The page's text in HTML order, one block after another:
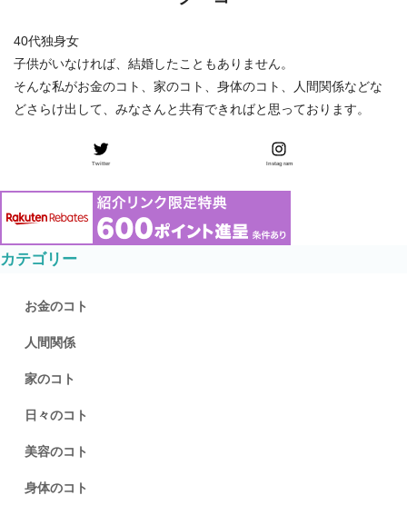
40代独身女
子供がいなければ、結婚したこともありません。
そんな私がお金のコト、家のコト、身体のコト、人間関係などな
どさらけ出して、みなさんと共有できればと思っております。
Twitter Instagram
カテゴリー
お金のコト
人間関係
家のコト
日々のコト
美容のコト
身体のコト